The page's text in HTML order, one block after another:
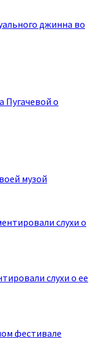
джинна во
Пугачевой о
музой
слухи о ее